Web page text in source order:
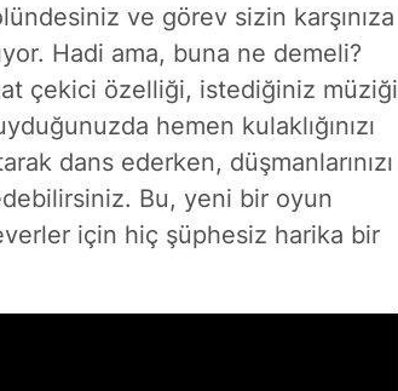
ve görev sizin karşınıza
Hadi ama, buna ne demeli?
çekici özelliği, istediğiniz müziği
hemen kulaklığınızı
dans ederken, düşmanlarınızı
Bu, yeni bir oyun
için hiç şüphesiz harika bir